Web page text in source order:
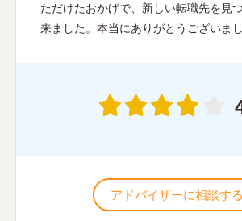
ただけたおかげで、新しい転職先を見
来ました。本当にありがとうございまし
アドバイザーに相談する